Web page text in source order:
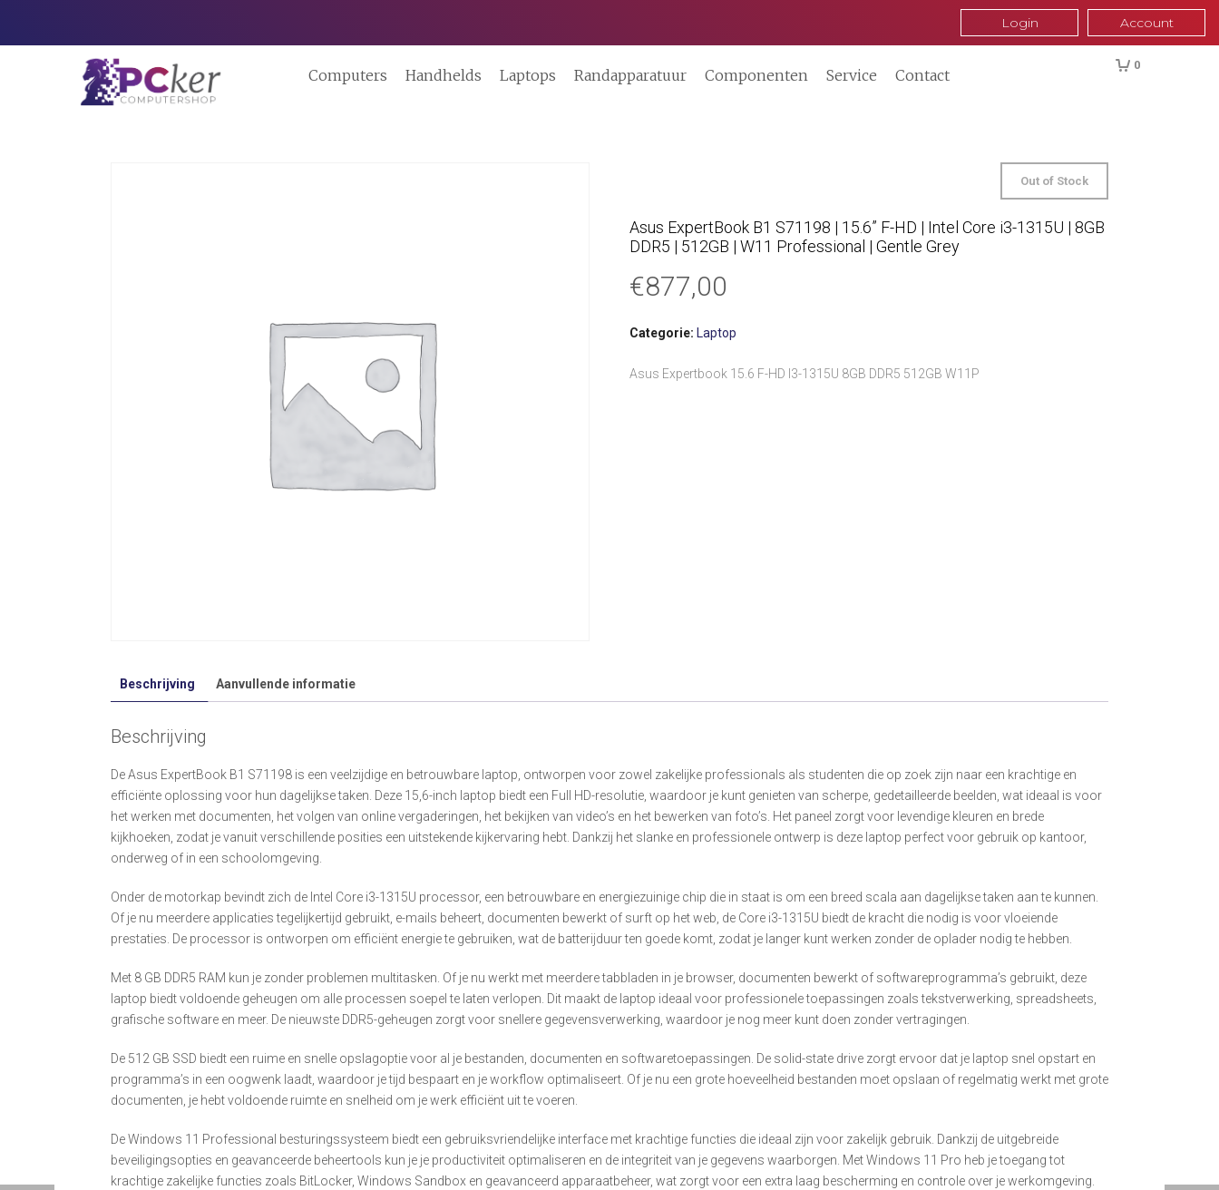
Login Account
Computers Handhelds Laptops Randapparatuur Componenten Service Contact
0
Out of Stock
Asus ExpertBook B1 S71198 | 15.6” F-HD | Intel Core i3-1315U | 8GB
DDR5 | 512GB | W11 Professional | Gentle Grey
€877,00
Categorie: Laptop
Asus Expertbook 15.6 F-HD I3-1315U 8GB DDR5 512GB W11P
Beschrijving Aanvullende informatie
Beschrijving
De Asus ExpertBook B1 S71198 is een veelzijdige en betrouwbare laptop, ontworpen voor zowel zakelijke professionals als studenten die op zoek zijn naar een krachtige en
efficiënte oplossing voor hun dagelijkse taken. Deze 15,6-inch laptop biedt een Full HD-resolutie, waardoor je kunt genieten van scherpe, gedetailleerde beelden, wat ideaal is voor
het werken met documenten, het volgen van online vergaderingen, het bekijken van video’s en het bewerken van foto’s. Het paneel zorgt voor levendige kleuren en brede
kijkhoeken, zodat je vanuit verschillende posities een uitstekende kijkervaring hebt. Dankzij het slanke en professionele ontwerp is deze laptop perfect voor gebruik op kantoor,
onderweg of in een schoolomgeving.
Onder de motorkap bevindt zich de Intel Core i3-1315U processor, een betrouwbare en energiezuinige chip die in staat is om een breed scala aan dagelijkse taken aan te kunnen.
Of je nu meerdere applicaties tegelijkertijd gebruikt, e-mails beheert, documenten bewerkt of surft op het web, de Core i3-1315U biedt de kracht die nodig is voor vloeiende
prestaties. De processor is ontworpen om efficiënt energie te gebruiken, wat de batterijduur ten goede komt, zodat je langer kunt werken zonder de oplader nodig te hebben.
Met 8 GB DDR5 RAM kun je zonder problemen multitasken. Of je nu werkt met meerdere tabbladen in je browser, documenten bewerkt of softwareprogramma’s gebruikt, deze
laptop biedt voldoende geheugen om alle processen soepel te laten verlopen. Dit maakt de laptop ideaal voor professionele toepassingen zoals tekstverwerking, spreadsheets,
grafische software en meer. De nieuwste DDR5-geheugen zorgt voor snellere gegevensverwerking, waardoor je nog meer kunt doen zonder vertragingen.
De 512 GB SSD biedt een ruime en snelle opslagoptie voor al je bestanden, documenten en softwaretoepassingen. De solid-state drive zorgt ervoor dat je laptop snel opstart en
programma’s in een oogwenk laadt, waardoor je tijd bespaart en je workflow optimaliseert. Of je nu een grote hoeveelheid bestanden moet opslaan of regelmatig werkt met grote
documenten, je hebt voldoende ruimte en snelheid om je werk efficiënt uit te voeren.
De Windows 11 Professional besturingssysteem biedt een gebruiksvriendelijke interface met krachtige functies die ideaal zijn voor zakelijk gebruik. Dankzij de uitgebreide
beveiligingsopties en geavanceerde beheertools kun je je productiviteit optimaliseren en de integriteit van je gegevens waarborgen. Met Windows 11 Pro heb je toegang tot
krachtige zakelijke functies zoals BitLocker, Windows Sandbox en geavanceerd apparaatbeheer, wat zorgt voor een extra laag bescherming en controle over je werkomgeving.